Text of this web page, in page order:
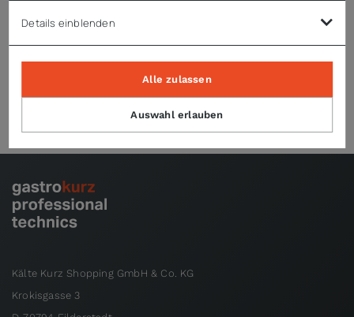
Technische Daten
Produktsicherheit (GPSR)
Kälte Kurz Shopping GmbH & Co. KG
Krokisgasse 3
Details einblenden
Auswahl erlauben
Alle zulassen